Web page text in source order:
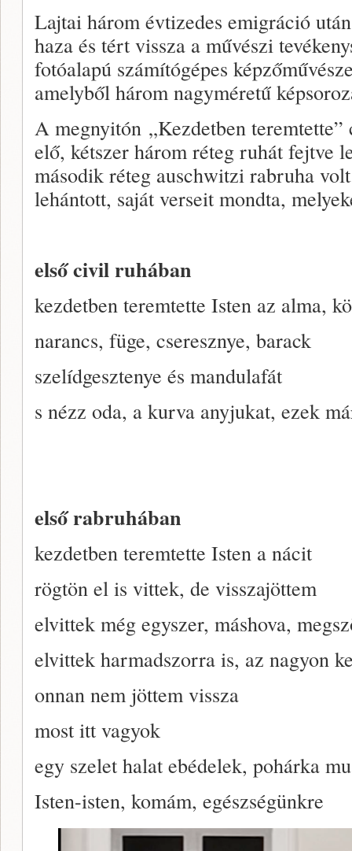
Lajtai három évtizedes emigráció
haza és tért vissza a művészi
fotóalapú számítógépes
amelyből három nagyméretű
A megnyitón „Kezdetben
elő, kétszer három réteg ruhát fejtve
második réteg auschwitzi rabruha
lehántott, saját verseit mondta,
első civil ruhában
kezdetben teremtette Isten az alma,
narancs, füge, cseresznye, barack
szelídgesztenye és mandulafát
s nézz oda, a kurva anyjukat, ezek
első rabruhában
kezdetben teremtette Isten a nácit
rögtön el is vittek, de visszajöttem
elvittek még egyszer, máshova,
elvittek harmadszorra is, az nagyon
onnan nem jöttem vissza
most itt vagyok
egy szelet halat ebédelek, pohárka
Isten-isten, komám, egészségünkre